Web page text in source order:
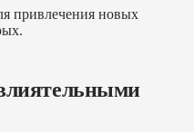
привлечения новых